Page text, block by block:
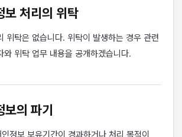
보 처리의 위탁
위탁은 없습니다. 위탁이 발생하는 경우 관련
와 위탁 업무 내용을 공개하겠습니다.
보의 파기
정보 보유기간이 경과하거나 처리 목적이